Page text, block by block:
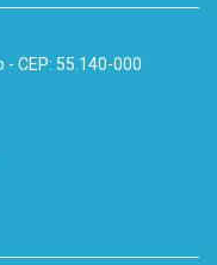
CEP: 55.140-000